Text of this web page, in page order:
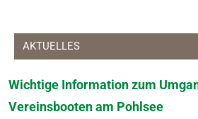
AKTUELLES
Wichtige Information zum
Vereinsbooten am Pohlsee